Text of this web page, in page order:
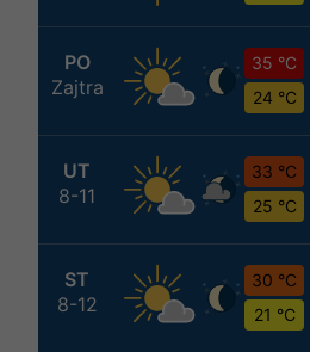
PO
Zajtra
35 °C
24 °C
UT
8-11
33 °C
25 °C
ST
8-12
30 °C
21 °C